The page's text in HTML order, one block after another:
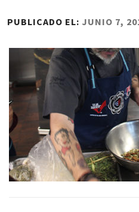
PUBLICADO EL: JUNIO 7,